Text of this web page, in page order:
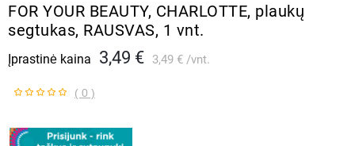
FOR YOUR BEAUTY, CHARLOTTE, plaukų
segtukas, RAUSVAS, 1 vnt.
Įprastinė kaina 3,49 € 3,49 € vnt.
( 0 )